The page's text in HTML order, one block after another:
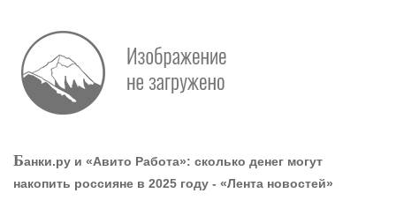
Работа мечты. Что банки делают для того, чтобы
привлечь и удержать персонал - «Интервью»
Банки.ру и «Авито Работа»: сколько денег могут
накопить россияне в 2025 году - «Лента новостей»